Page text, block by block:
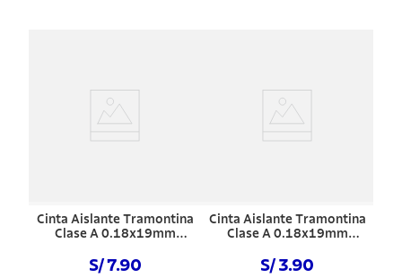
Cinta Aislante Tramontina
Clase A 0.18x19mm
S/ 7.90
Cinta Aislante Tramontina
Clase A 0.18x19mm
S/ 3.90